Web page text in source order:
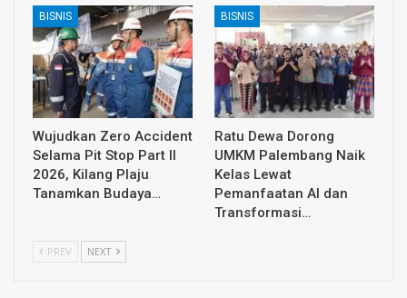
BISNIS
Wujudkan Zero Accident
Selama Pit Stop Part II
2026, Kilang Plaju
Tanamkan Budaya…
BISNIS
Ratu Dewa Dorong
UMKM Palembang Naik
Kelas Lewat
Pemanfaatan AI dan
Transformasi…
PREV NEXT